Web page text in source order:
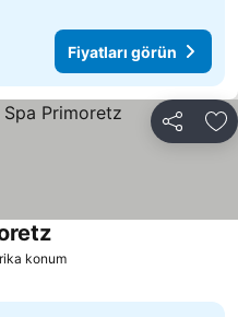
Fiyatları görün
Paylaş
konumFiyatları görün
Fiyatları görün